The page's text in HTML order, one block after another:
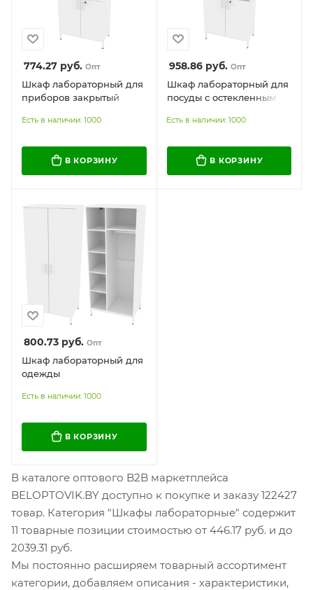
774.27 руб. Опт
Шкаф лабораторный для
приборов закрытый
Есть в наличии: 1000
В КОРЗИНУ
958.86руб. Опт
Шкаф лабораторный для
посуды с остекленным
Есть в наличии: 1000
В КОРЗИНУ
800.73 руб. Опт
Шкаф лабораторный для
одежды
Есть в наличии: 1000
В КОРЗИНУ
В каталоге оптового B2B маркетплейса
BELOPTOVIK.BY доступно к покупке и заказу 122427
товар. Категория "Шкафы лабораторные" содержит
11 товарные позиции стоимостью от 446.17 руб. и до
2039.31 руб.
Мы постоянно расширяем товарный ассортимент
категории, добавляем описания - характеристики,